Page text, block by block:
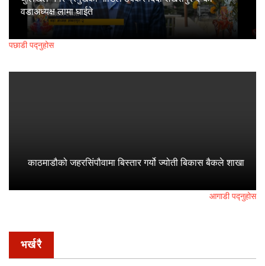
वडाअध्यक्ष लामा घाईते
पछाडी पद्नुहोस
काठमाडौको जहरसिंपौवामा बिस्तार गर्यो ज्योती बिकास बैकले शाखा
आगाडी पद्नुहोस
भर्खरै